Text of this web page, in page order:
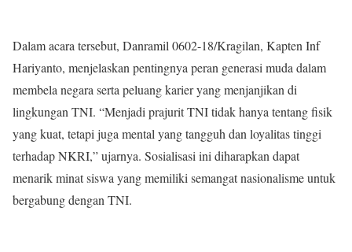
Dalam acara tersebut, Danramil 0602-18/Kragilan, Kapten Inf
Hariyanto, menjelaskan pentingnya peran generasi muda dalam
membela negara serta peluang karier yang menjanjikan di
lingkungan TNI. “Menjadi prajurit TNI tidak hanya tentang fisik
yang kuat, tetapi juga mental yang tangguh dan loyalitas tinggi
terhadap NKRI,” ujarnya. Sosialisasi ini diharapkan dapat
menarik minat siswa yang memiliki semangat nasionalisme untuk
bergabung dengan TNI.